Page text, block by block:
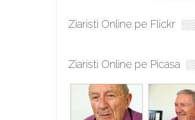
Ziaristi Online pe Flickr
Ziaristi Online pe Picasa